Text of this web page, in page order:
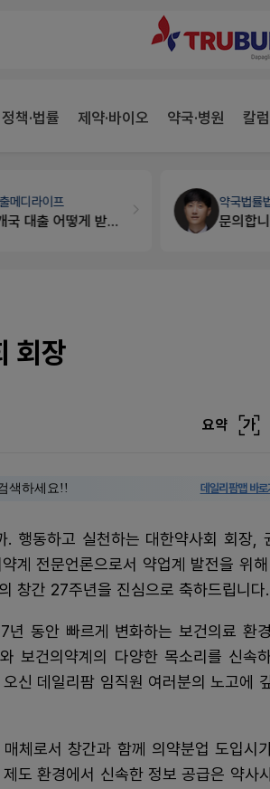
정책·법률 제약·바이오 약국·병원 칼
메디라이프
약국 개국 대출 어떻게 받아야할지 어렵습니다
약국법률
문의합
회장
요약 가
색하세요!! 데일리팜맵 바로
. 행동하고 실천하는 대한약사회 회장,
계 전문언론으로서 약업계 발전을 위
창간 27주년을 진심으로 축하드립니다.
년 동안 빠르게 변화하는 보건의료 환
보건의약계의 다양한 목소리를 신속
신 데일리팜 임직원 여러분의 노고에
체로서 창간과 함께 의약분업 도입시
도 환경에서 신속한 정보 공급은 약사